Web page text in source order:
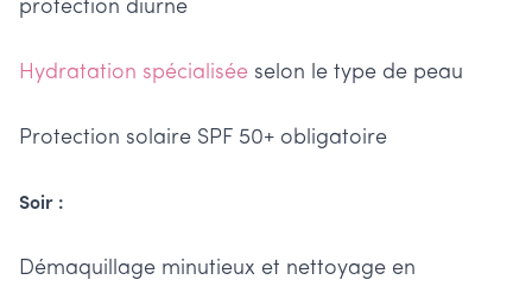
protection diurne
Hydratation spécialisée selon le type de peau
Protection solaire SPF 50+ obligatoire
Soir :
Démaquillage minutieux et nettoyage en